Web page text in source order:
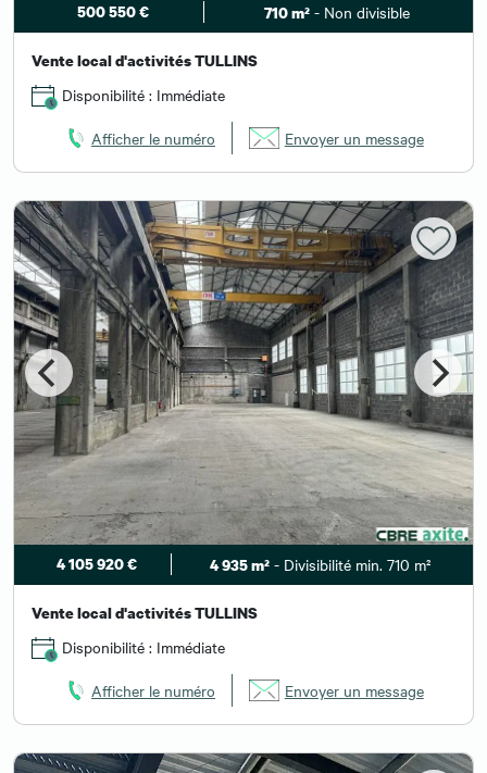
500 550 € 710 m² - Non divisible
Vente local d'activités TULLINS
Disponibilité : Immédiate
Afficher le numéro Envoyer un message
4 105 920 € 4 935 m² - Divisibilité min. 710 m²
Vente local d'activités TULLINS
Disponibilité : Immédiate
Afficher le numéro Envoyer un message